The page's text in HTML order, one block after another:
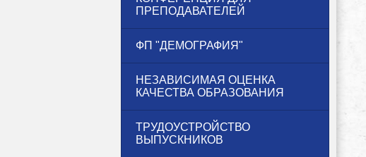
ПРЕПОДАВАТЕЛЕЙ
ФП "ДЕМОГРАФИЯ"
НЕЗАВИСИМАЯ ОЦЕНКА
КАЧЕСТВА ОБРАЗОВАНИЯ
ТРУДОУСТРОЙСТВО
ВЫПУСКНИКОВ